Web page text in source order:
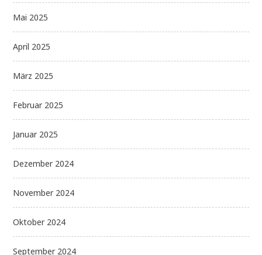
Mai 2025
April 2025
März 2025
Februar 2025
Januar 2025
Dezember 2024
November 2024
Oktober 2024
September 2024